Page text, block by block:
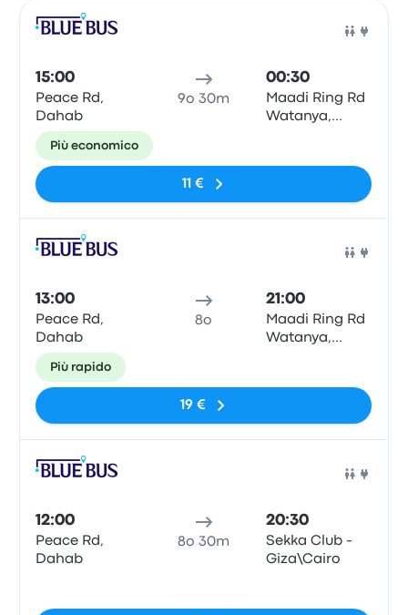
15:00
Peace Rd,
Dahab
9o 30m
00:30
Maadi Ring Rd
Watanya,
Più economico
11 €
13:00
Peace Rd,
Dahab
8o
21:00
Maadi Ring Rd
Watanya,
Più rapido
19 €
12:00
Peace Rd,
Dahab
8o 30m
20:30
Sekka Club -
Giza\Cairo